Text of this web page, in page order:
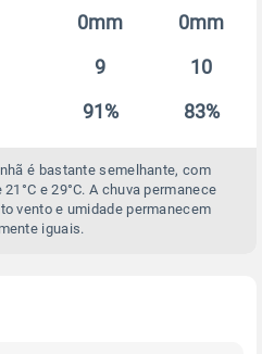
0mm 0mm
9 10
91% 83%
é bastante semelhante, com
e 29°C. A chuva permanece
vento e umidade permanecem
iguais.